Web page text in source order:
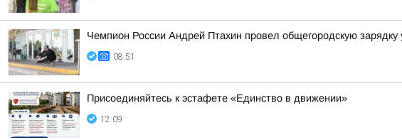
Чемпион России Андрей Птахин провел общегородскую
08:51
Присоединяйтесь к эстафете «Единство в движении»
12:09